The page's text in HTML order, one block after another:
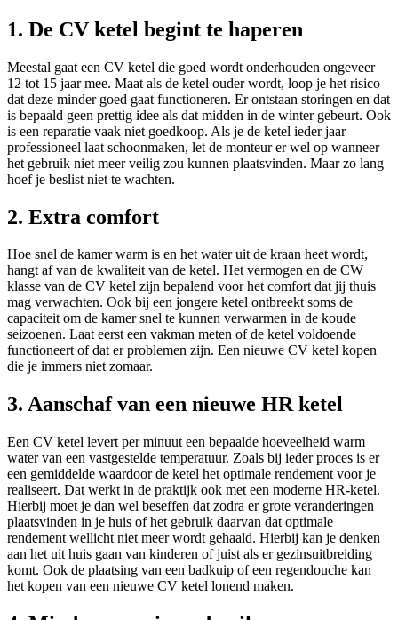
1. De CV ketel begint te haperen
Meestal gaat een CV ketel die goed wordt onderhouden ongeveer
12 tot 15 jaar mee. Maat als de ketel ouder wordt, loop je het risico
dat deze minder goed gaat functioneren. Er ontstaan storingen en dat
is bepaald geen prettig idee als dat midden in de winter gebeurt. Ook
is een reparatie vaak niet goedkoop. Als je de ketel ieder jaar
professioneel laat schoonmaken, let de monteur er wel op wanneer
het gebruik niet meer veilig zou kunnen plaatsvinden. Maar zo lang
hoef je beslist niet te wachten.
2. Extra comfort
Hoe snel de kamer warm is en het water uit de kraan heet wordt,
hangt af van de kwaliteit van de ketel. Het vermogen en de CW
klasse van de CV ketel zijn bepalend voor het comfort dat jij thuis
mag verwachten. Ook bij een jongere ketel ontbreekt soms de
capaciteit om de kamer snel te kunnen verwarmen in de koude
seizoenen. Laat eerst een vakman meten of de ketel voldoende
functioneert of dat er problemen zijn. Een nieuwe CV ketel kopen
die je immers niet zomaar.
3. Aanschaf van een nieuwe HR ketel
Een CV ketel levert per minuut een bepaalde hoeveelheid warm
water van een vastgestelde temperatuur. Zoals bij ieder proces is er
een gemiddelde waardoor de ketel het optimale rendement voor je
realiseert. Dat werkt in de praktijk ook met een moderne HR-ketel.
Hierbij moet je dan wel beseffen dat zodra er grote veranderingen
plaatsvinden in je huis of het gebruik daarvan dat optimale
rendement wellicht niet meer wordt gehaald. Hierbij kan je denken
aan het uit huis gaan van kinderen of juist als er gezinsuitbreiding
komt. Ook de plaatsing van een badkuip of een regendouche kan
het kopen van een nieuwe CV ketel lonend maken.